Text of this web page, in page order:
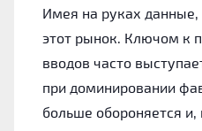
Имея на руках данные,
этот рынок. Ключом к
вводов часто
при доминировании
больше обороняется